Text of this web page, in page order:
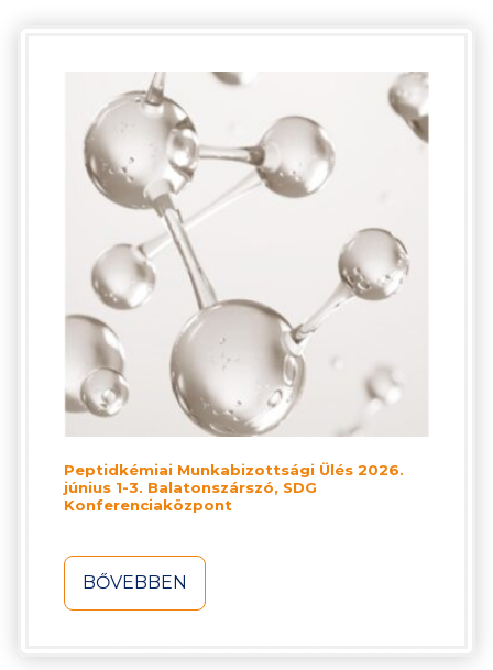
Peptidkémiai Munkabizottsági Ülés 2026.
június 1-3. Balatonszárszó, SDG
Konferenciaközpont
BŐVEBBEN